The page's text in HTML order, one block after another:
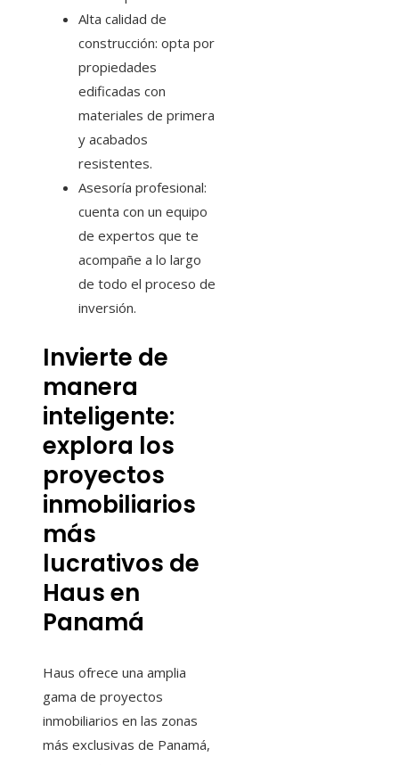
Alta calidad de
construcción: opta por
propiedades
edificadas con
materiales de primera
y acabados
resistentes.
Asesoría profesional:
cuenta con un equipo
de expertos que te
acompañe a lo largo
de todo el proceso de
inversión.
Invierte de
manera
inteligente:
explora los
proyectos
inmobiliarios
más
lucrativos de
Haus en
Panamá
Haus ofrece una amplia
gama de proyectos
inmobiliarios en las zonas
más exclusivas de Panamá,